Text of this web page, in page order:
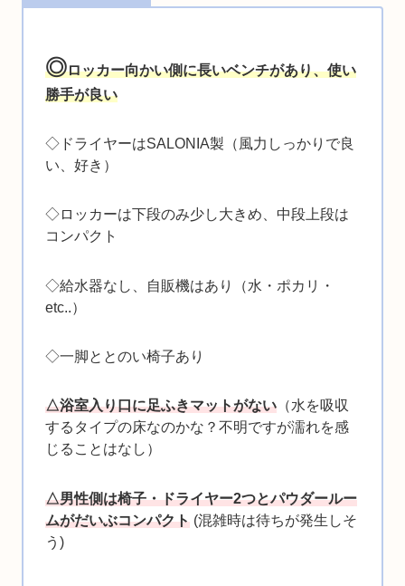
◎ロッカー向かい側に長いベンチがあり、使い
勝手が良い
◇ドライヤーはSALONIA製（風力しっかりで良
い、好き）
◇ロッカーは下段のみ少し大きめ、中段上段は
コンパクト
◇給水器なし、自販機はあり（水・ポカリ・
etc..）
◇一脚ととのい椅子あり
△浴室入り口に足ふきマットがない （水を吸収
するタイプの床なのかな？不明ですが濡れを感
じることはなし）
△男性側は椅子・ドライヤー2つとパウダールー
ムがだいぶコンパクト (混雑時は待ちが発生しそ
う)